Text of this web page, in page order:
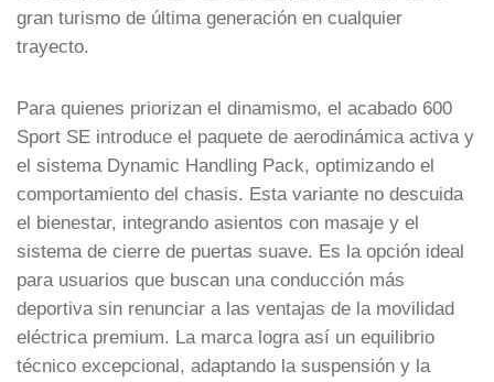
gran turismo de última generación en cualquier
trayecto.
Para quienes priorizan el dinamismo, el acabado 600
Sport SE introduce el paquete de aerodinámica activa y
el sistema Dynamic Handling Pack, optimizando el
comportamiento del chasis. Esta variante no descuida
el bienestar, integrando asientos con masaje y el
sistema de cierre de puertas suave. Es la opción ideal
para usuarios que buscan una conducción más
deportiva sin renunciar a las ventajas de la movilidad
eléctrica premium. La marca logra así un equilibrio
técnico excepcional, adaptando la suspensión y la